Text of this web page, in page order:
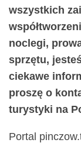
wszystkich
noclegi,
sprzętu,
ciekawe
proszę o
turystyki na
Portal